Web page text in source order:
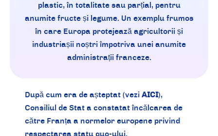
plastic, în totalitate sau parțial, pentru
anumite fructe și legume. Un exemplu frumos
în care Europa protejează agricultorii și
industriașii noștri împotriva unei anumite
administrații franceze.
După cum era de așteptat (vezi AICI),
Consiliul de Stat a constatat încălcarea de
către Franța a normelor europene privind
respectarea statu quo-ului.